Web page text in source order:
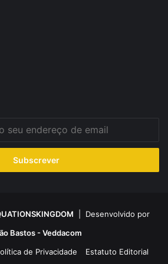
| Desenvolvido por
Bastos - Veddacom
de Privacidade Estatuto Editorial